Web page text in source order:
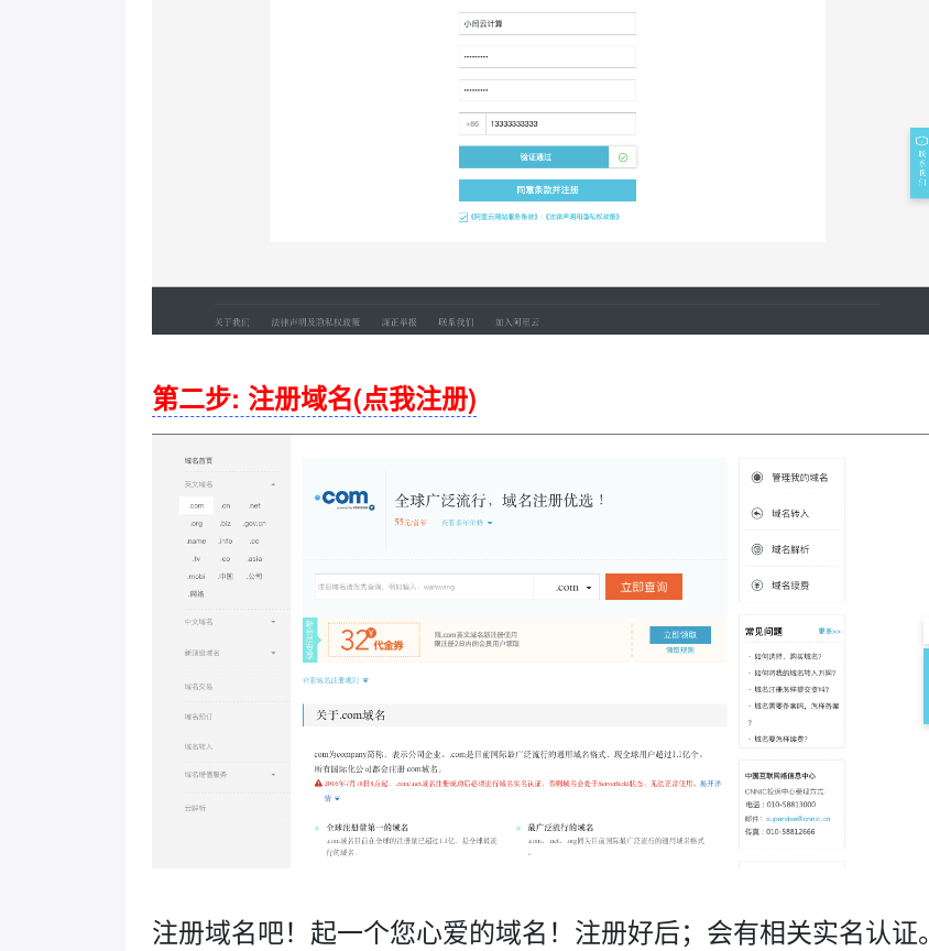
第二步: 注册域名(点我注册)
注册域名吧！起一个您心爱的域名！注册好后；会有相关实名认证。